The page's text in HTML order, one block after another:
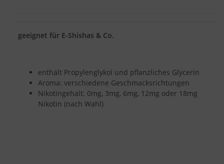
geeignet für E-Shishas & Co.
enthält Propylenglykol und pflanzliches Glycerin
Aroma: verschiedene Geschmacksrichtungen
Nikotingehalt: 0mg, 3mg, 6mg, 12mg oder 18mg
Nikotin (nach Wahl)